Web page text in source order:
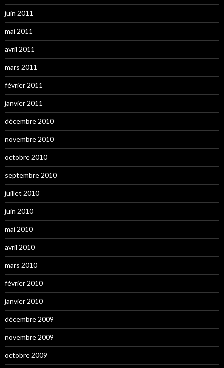
juin 2011
mai 2011
avril 2011
mars 2011
février 2011
janvier 2011
décembre 2010
novembre 2010
octobre 2010
septembre 2010
juillet 2010
juin 2010
mai 2010
avril 2010
mars 2010
février 2010
janvier 2010
décembre 2009
novembre 2009
octobre 2009